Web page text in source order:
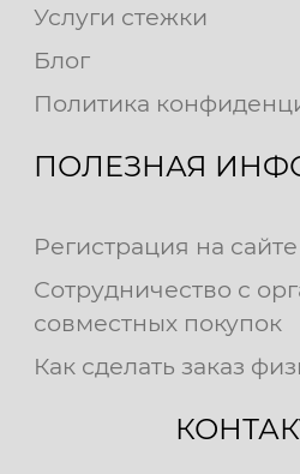
Услуги стежки
Блог
Политика
ПОЛЕЗНАЯ
Регистрация на сайте
Сотрудничество с
совместных покупок
Как сделать заказ